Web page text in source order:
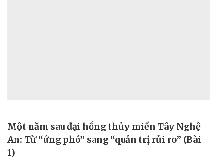
Một năm sau đại hồng thủy miền Tây Nghệ
An: Từ “ứng phó” sang “quản trị rủi ro” (Bài
1)